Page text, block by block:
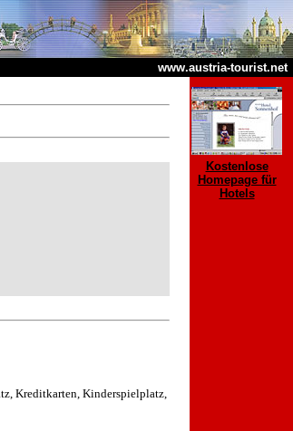
www.austria-tourist.net
Kreditkarten, Kinderspielplatz,
Kostenlose
Homepage für
Hotels